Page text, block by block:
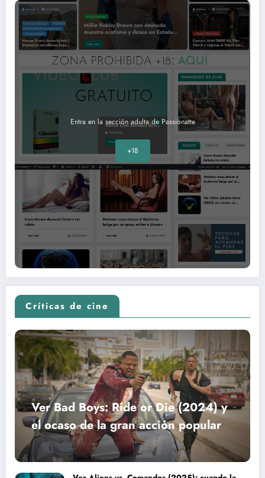
Entra en la sección adulta de Passionatte
+18
Críticas de cine
Ver Bad Boys: Ride or Die (2024) y
el ocaso de la gran acción popular